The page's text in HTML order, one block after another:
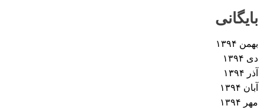
بایگانی
بهمن ۱۳۹۴
دی ۱۳۹۴
آذر ۱۳۹۴
آبان ۱۳۹۴
مهر ۱۳۹۴